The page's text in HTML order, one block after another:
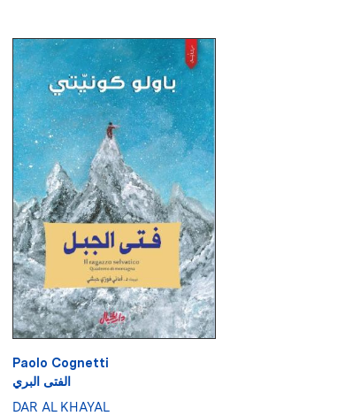
Paolo Cognetti
الفتى البري
DAR AL KHAYAL